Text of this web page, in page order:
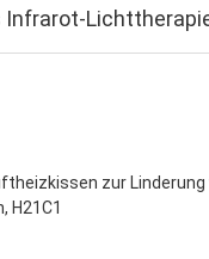
Infrarot-
und